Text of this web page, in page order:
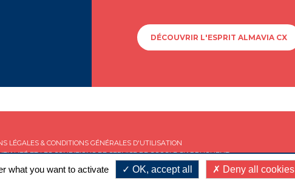
DÉCOUVRIR L'ESPRIT ALMAVIA CX
LÉGALES & CONDITIONS GÉNÉRALES D'UTILISATION
ET LESCONDITIONS DE SERVICEDE GOOGLE S'APPLIQUENT.
what you want to activate OK, accept all Deny all cookies